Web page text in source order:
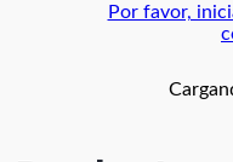
Por favor,